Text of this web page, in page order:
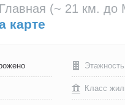
(~ 21 км.
карте
Этажность
Класс